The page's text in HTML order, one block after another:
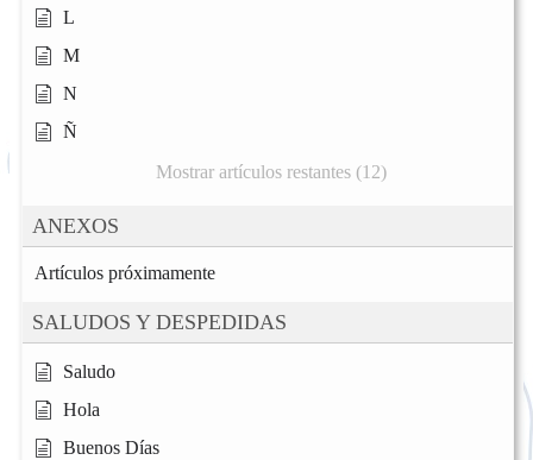
L
M
N
Ñ
Mostrar artículos restantes (12)
ANEXOS
Artículos próximamente
SALUDOS Y DESPEDIDAS
Saludo
Hola
Buenos Días